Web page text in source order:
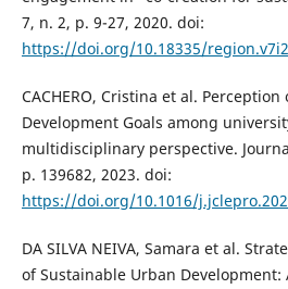
7, n. 2, p. 9-27, 2020. doi:
https://doi.org/10.18335/
CACHERO, Cristina et al.
Development Goals among
multidisciplinary perspective.
p. 139682, 2023. doi:
https://doi.org/10.1016/
DA SILVA NEIVA, Samara et al.
of Sustainable Urban